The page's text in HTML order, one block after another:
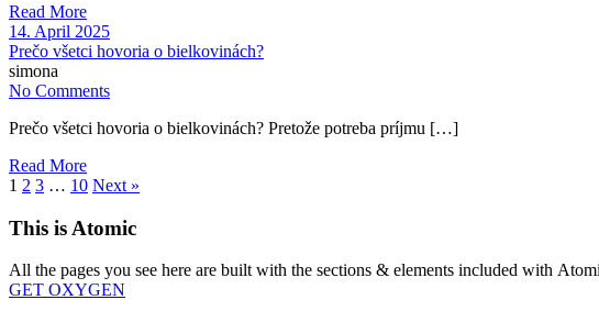
Read More
14. April 2025
Prečo všetci hovoria o bielkovinách?
simona
No Comments
Prečo všetci hovoria o bielkovinách? Pretože potreba príjmu […]
Read More
1 2 3 … 10 Next »
This is Atomic
All the pages you see here are built with the sections & elements included with
GET OXYGEN